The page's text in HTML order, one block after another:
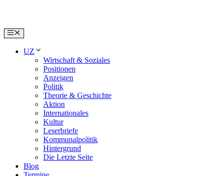
Menu
UZ
Wirtschaft & Soziales
Positionen
Anzeigen
Politik
Theorie & Geschichte
Aktion
Internationales
Kultur
Leserbriefe
Kommunalpolitik
Hintergrund
Die Letzte Seite
Blog